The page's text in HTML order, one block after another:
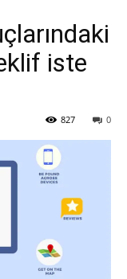
iste
0
827